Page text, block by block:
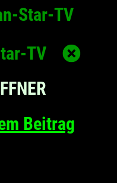
Star-TV
-TV
Beitrag